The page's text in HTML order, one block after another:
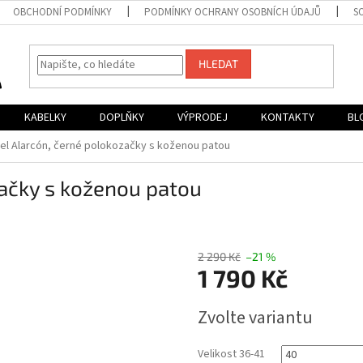
OBCHODNÍ PODMÍNKY PODMÍNKY OCHRANY OSOBNÍCH ÚDAJŮ
HLEDAT
KABELKY DOPLŇKY VÝPRODEJ KONTAKTY
Alarcón, černé polokozačky s koženou patou
s koženou patou
2 290 Kč –21 %
1 790 Kč
cena:
Zvolte variantu
Velikost 36-41